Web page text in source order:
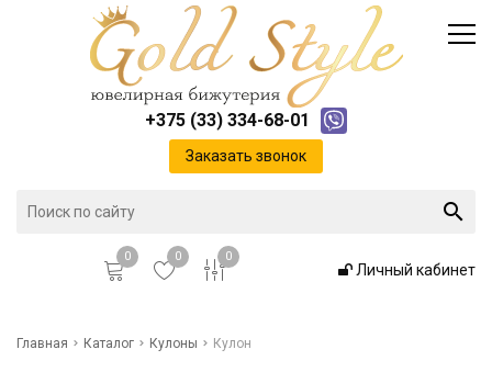
+375 (33) 334-68-01
Заказать звонок
0 0 0
Личный кабинет
Главная
Главная Каталог Кулоны Кулон
Каталог
Доставка и оплата
Инфо
Контакты
Положение о cookie-файлах